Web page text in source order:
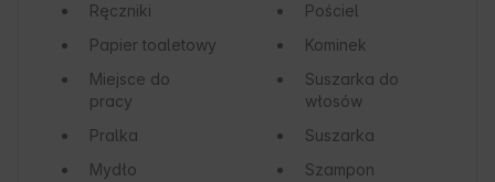
Ręczniki
Pościel
Papier toaletowy
Kominek
Miejsce do
pracy
Suszarka do
włosów
Pralka
Suszarka
Mydło
Szampon